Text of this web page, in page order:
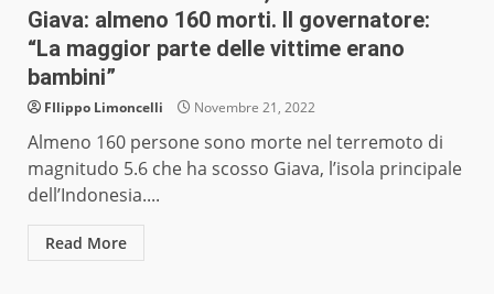
Giava: almeno 160 morti. Il governatore:
“La maggior parte delle vittime erano
bambini”
FIlippo Limoncelli Novembre 21, 2022
Almeno 160 persone sono morte nel terremoto di
magnitudo 5.6 che ha scosso Giava, l’isola principale
dell’Indonesia....
Read More